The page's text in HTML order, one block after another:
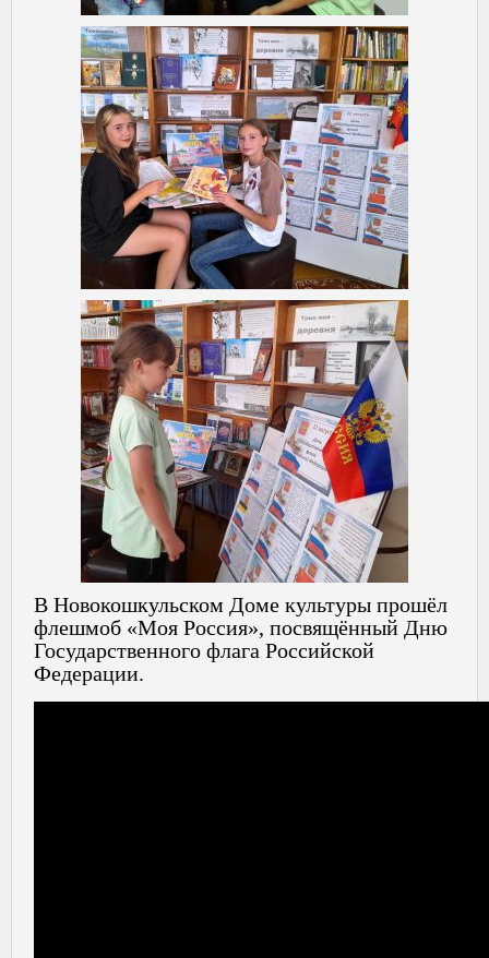
В Новокошкульском Доме культуры прошёл
флешмоб «Моя Россия», посвящённый Дню
Государственного флага Российской
Федерации.